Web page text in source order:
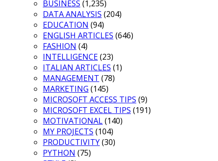
BUSINESS (1,235)
DATA ANALYSIS (204)
EDUCATION (94)
ENGLISH ARTICLES (646)
FASHION (4)
INTELLIGENCE(23)
ITALIAN ARTICLES (1)
MANAGEMENT (78)
MARKETING (145)
MICROSOFT ACCESS TIPS (9)
MICROSOFT EXCEL TIPS (191)
MOTIVATIONAL(140)
MY PROJECTS (104)
PRODUCTIVITY(30)
PYTHON (75)